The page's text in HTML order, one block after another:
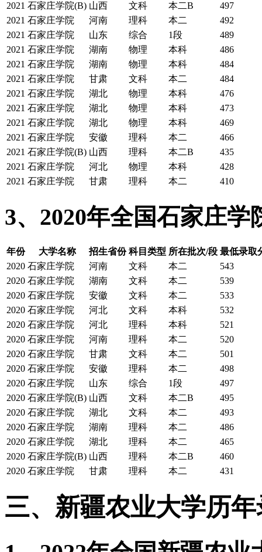
2021 石家庄学院(B) 山西 文科 本二B
497
2021 石家庄学院 河南 理科 本二
492
2021 石家庄学院 山东 综合 1段
489
2021 石家庄学院 湖南 物理 本科
486
2021 石家庄学院 湖南 物理 本科
484
2021 石家庄学院 甘肃 文科 本二
484
2021 石家庄学院 湖北 物理 本科
476
2021 石家庄学院 湖北 物理 本科
473
2021 石家庄学院 湖北 物理 本科
469
2021 石家庄学院 安徽 理科 本二
466
2021 石家庄学院(B) 山西 理科 本二B
435
2021 石家庄学院 河北 物理 本科
428
2021 石家庄学院 甘肃 理科 本二 410
3、2020年全国石家庄学
年份 大学名称 招生省份 科目类型 所在批次/段 最低录取
2020 石家庄学院 河南 文科 本二
543
2020 石家庄学院 湖南 文科 本二
539
2020 石家庄学院 安徽 文科 本二
533
2020 石家庄学院 河北 文科 本科
532
2020 石家庄学院 河北 理科 本科
521
2020 石家庄学院 河南 理科 本二
520
2020 石家庄学院 甘肃 文科 本二
501
2020 石家庄学院 安徽 理科 本二
498
2020 石家庄学院 山东 综合 1段
497
2020 石家庄学院(B) 山西 文科 本二B
495
2020 石家庄学院 湖北 文科 本二
493
2020 石家庄学院 湖南 理科 本二
486
2020 石家庄学院 湖北 理科 本二
465
2020 石家庄学院(B) 山西 理科 本二B
460
2020 石家庄学院 甘肃 理科 本二 431
三、新疆农业大学历